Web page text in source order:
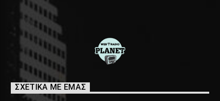
ΣΧΕΤΙΚΑ ΜΕ ΕΜΑΣ